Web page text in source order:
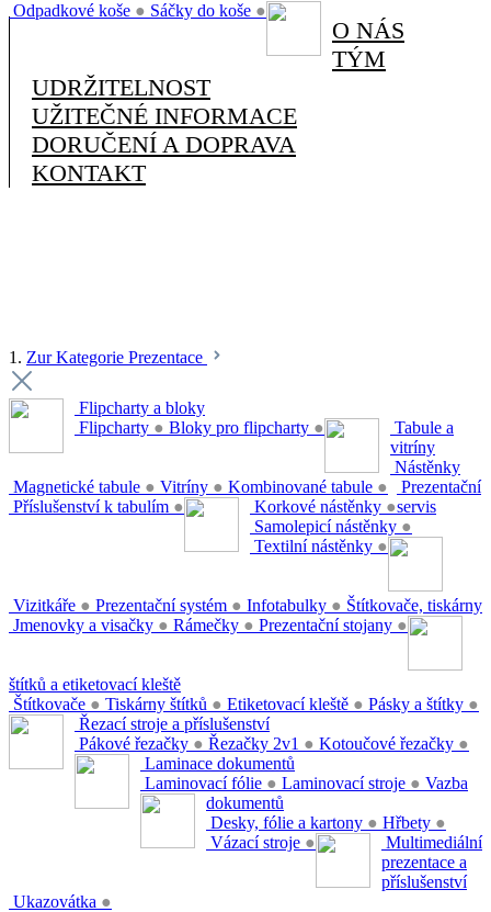
Odpadkové koše ● Sáčky do koše ●
O NÁS
TÝM
UDRŽITELNOST
UŽITEČNÉ INFORMACE
DORUČENÍ A DOPRAVA
KONTAKT
1. Zur Kategorie Prezentace
Flipcharty a bloky
Flipcharty ● Bloky pro flipcharty ●
Tabule a
vitríny
Magnetické tabule ● Vitríny ● Kombinované tabule ●
Příslušenství k tabulím ●
Nástěnky
Korkové nástěnky ●
Samolepicí nástěnky ●
Textilní nástěnky ●
Prezentační
servis
Vizitkáře ● Prezentační systém ● Infotabulky ●
Jmenovky a visačky ● Rámečky ● Prezentační stojany ●
Štítkovače, tiskárny
štítků a etiketovací kleště
Štítkovače ● Tiskárny štítků ● Etiketovací kleště ● Pásky a štítky ●
Řezací stroje a příslušenství
Pákové řezačky ● Řezačky 2v1 ● Kotoučové řezačky ●
Laminace dokumentů
Laminovací fólie ● Laminovací stroje ● Vazba
dokumentů
Desky, fólie a kartony ● Hřbety ●
Vázací stroje ●
Multimediální
prezentace a
příslušenství
Ukazovátka ●